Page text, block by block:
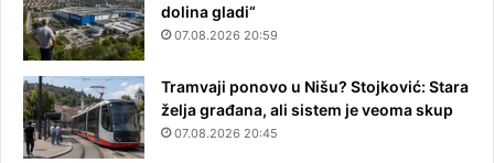
dolina gladi“
07.08.2026 20:59
Tramvaji ponovo u Nišu? Stojković: Stara
želja građana, ali sistem je veoma skup
07.08.2026 20:45